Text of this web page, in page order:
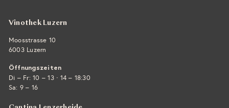
Vinothek Luzern
Moosstrasse 10
6003 Luzern
Öffnungszeiten
Di – Fr: 10 – 13 · 14 – 18:30
Sa: 9 – 16